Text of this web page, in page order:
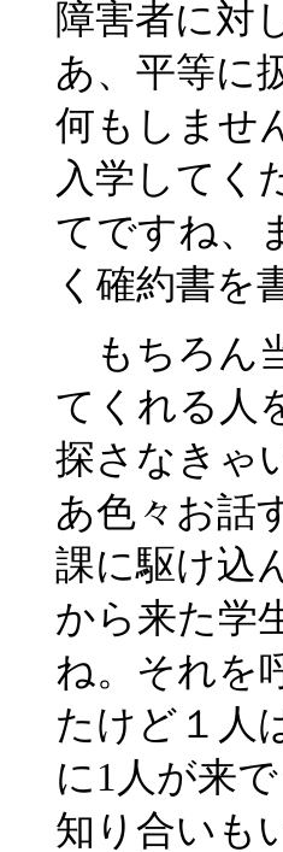
障害者に対
あ、平等に
何もしませ
入学してく
てですね、
く確約書を
もちろん
てくれる人
探さなきゃ
あ色々お話
課に駆け込
から来た学
ね。それを
たけど１人
に1人が来
知り合いも